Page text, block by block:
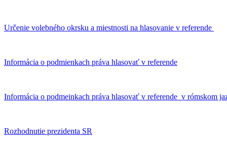
Určenie volebného okrsku a miestnosti na hlasovanie v referende
Informácia o podmienkach práva hlasovať v referende
Informácia o podmeinkach práva hlasovať v referende v rómskom
Rozhodnutie prezidenta SR